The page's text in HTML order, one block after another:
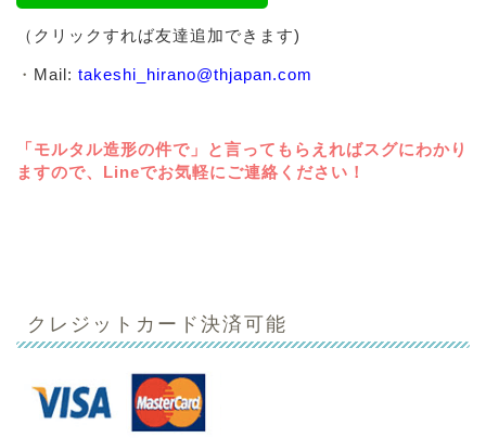
（クリックすれば友達追加できます)
・ Mail: takeshi_hirano@thjapan.com
「モルタル造形の件で」と言ってもらえればスグにわかり
ますので、Lineでお気軽にご連絡ください！
クレジットカード決済可能